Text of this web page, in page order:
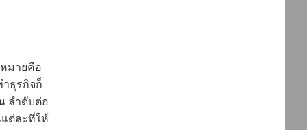
มายคือ
ธุรกิจก็
ลำดับต่อ
แต่ละที่ให้